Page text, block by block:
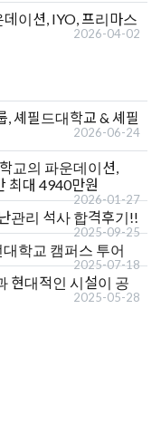
이션, IYO, 프리마스
2026-04-02
셰필드대학교 & 셰필
2026-06-24
교의 파운데이션,
최대 4940만원
2026-01-27
관리 석사 합격후기!!
2025-09-25
학교 캠퍼스 투어
2025-07-18
현대적인 시설이 공
2025-05-28